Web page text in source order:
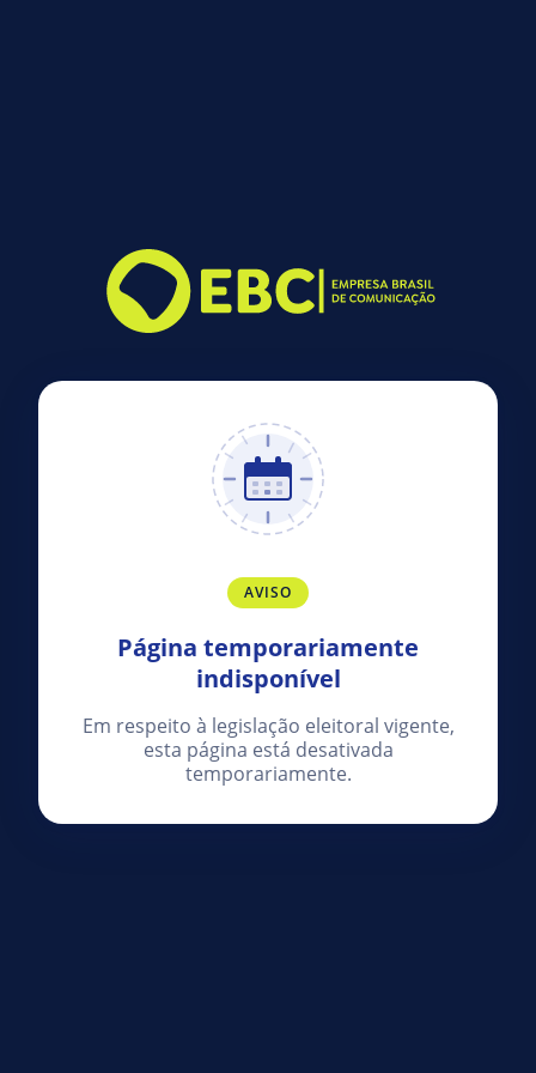
AVISO
Página temporariamente
indisponível
Em respeito à legislação eleitoral vigente,
esta página está desativada
temporariamente.